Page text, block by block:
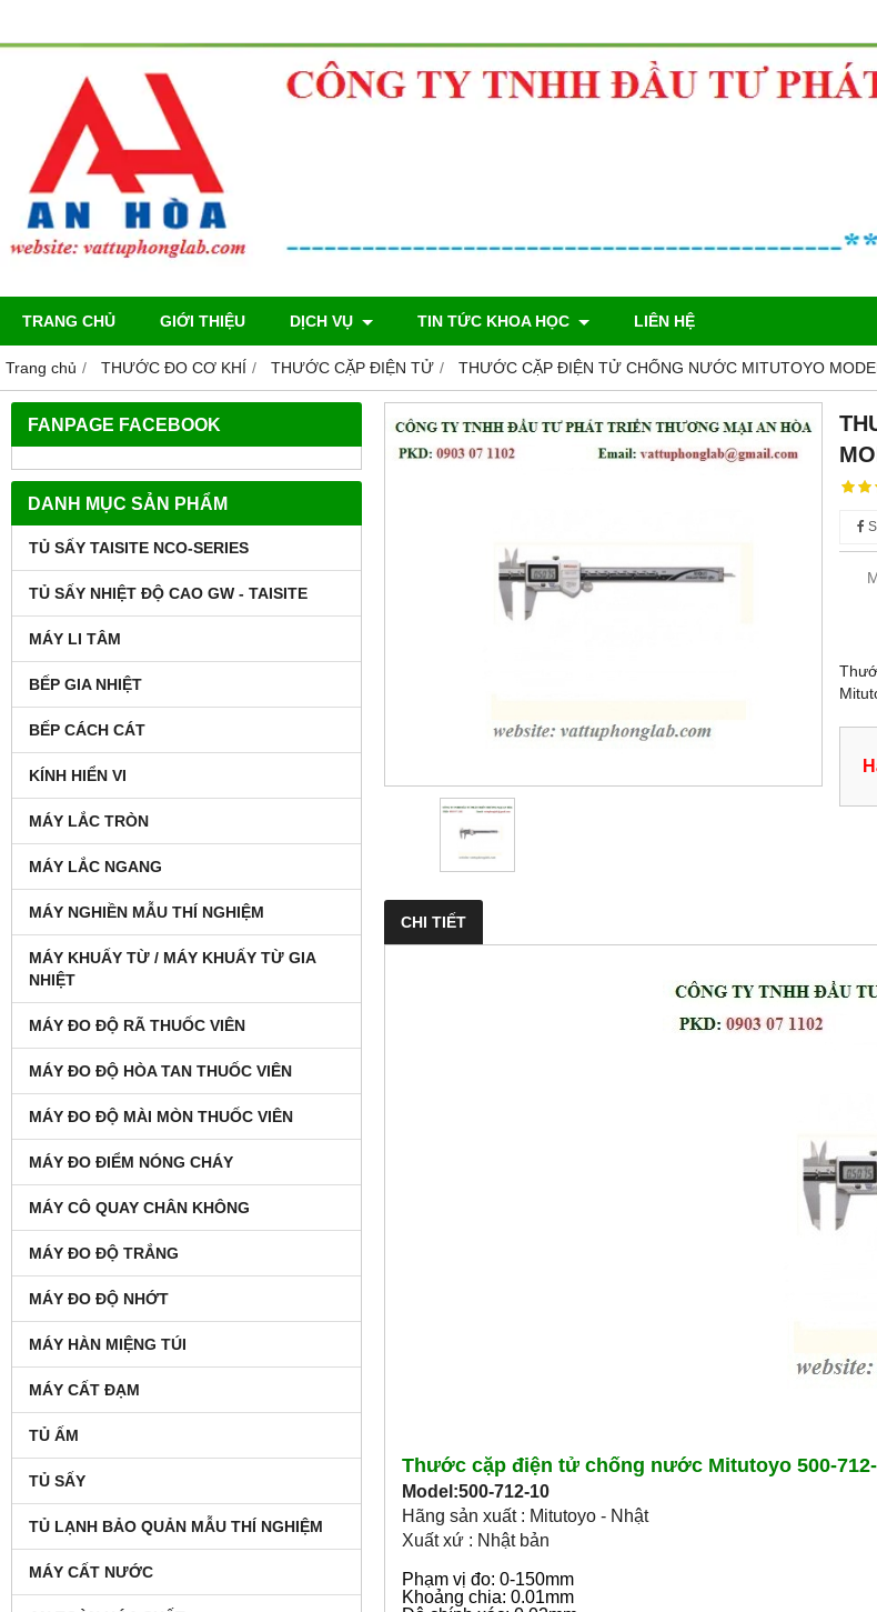
TRANG CHỦ GIỚI THIỆU DỊCH VỤ TIN TỨC KHOA HỌC LIÊN HỆ
Trang chủ THƯỚC ĐO CƠ KHÍ THƯỚC CẶP ĐIỆN TỬ THƯỚC CẶP ĐIỆN TỬ CHỐNG NƯỚC MITUTOYO
FANPAGE FACEBOOK
DANH MỤC SẢN PHẨM
TỦ SẤY TAISITE NCO-SERIES
TỦ SẤY NHIỆT ĐỘ CAO GW - TAISITE
MÁY LI TÂM
BẾP GIA NHIỆT
BẾP CÁCH CÁT
KÍNH HIỂN VI
MÁY LẮC TRÒN
MÁY LẮC NGANG
MÁY NGHIỀN MẪU THÍ NGHIỆM
MÁY KHUẤY TỪ / MÁY KHUẤY TỪ GIA
NHIỆT
MÁY ĐO ĐỘ RÃ THUỐC VIÊN
MÁY ĐO ĐỘ HÒA TAN THUỐC VIÊN
MÁY ĐO ĐỘ MÀI MÒN THUỐC VIÊN
MÁY ĐO ĐIỂM NÓNG CHÁY
MÁY CÔ QUAY CHÂN KHÔNG
MÁY ĐO ĐỘ TRẮNG
MÁY ĐO ĐỘ NHỚT
MÁY HÀN MIỆNG TÚI
MÁY CẤT ĐẠM
TỦ ẤM
TỦ SẤY
TỦ LẠNH BẢO QUẢN MẪU THÍ NGHIỆM
MÁY CẤT NƯỚC
CHI TIẾT
Thước cặp điện tử chống nước Mitutoyo 500-
Model:500-712-10
Hãng sản xuất : Mitutoyo - Nhật
Xuất xứ : Nhật bản
Phạm vị đo: 0-150mm
Khoảng chia: 0.01mm